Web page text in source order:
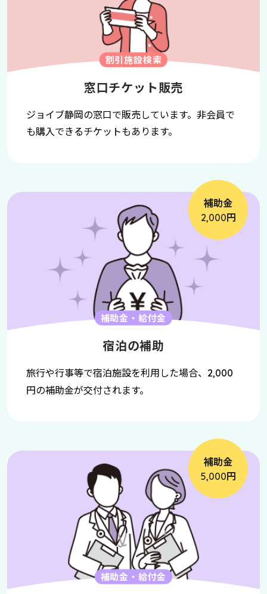
割引施設検索
窓口チケット販売
ジョイブ静岡の窓口で販売しています。非会員で
も購入できるチケットもあります。
補助金
2,000円
補助金・給付金
宿泊の補助
旅行や行事等で宿泊施設を利用した場合、 2,000
円の補助金が交付されます。
補助金
5,000円
補助金・給付金